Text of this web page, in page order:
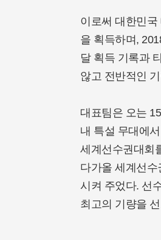
이로써 대한민
을 획득하며,
달 획득 기록과
않고 전반적인
대표팀은 오는
내 특설 무대에
세계선수권대회
다가올 세계선
시켜 주었다. 선
최고의 기량을